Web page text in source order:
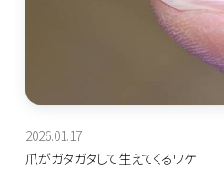
2026.01.17
爪がガタガタして生えてくるワケ